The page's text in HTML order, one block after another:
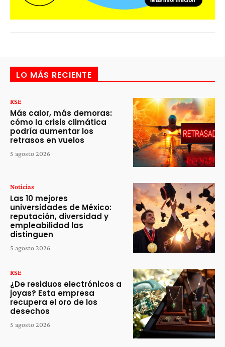
LO MÁS RECIENTE
RSE
Más calor, más demoras:
cómo la crisis climática
podría aumentar los
retrasos en vuelos
5 agosto 2026
Noticias
Las 10 mejores
universidades de México:
reputación, diversidad y
empleabilidad las
distinguen
5 agosto 2026
RSE
¿De residuos electrónicos a
joyas? Esta empresa
recupera el oro de los
desechos
5 agosto 2026